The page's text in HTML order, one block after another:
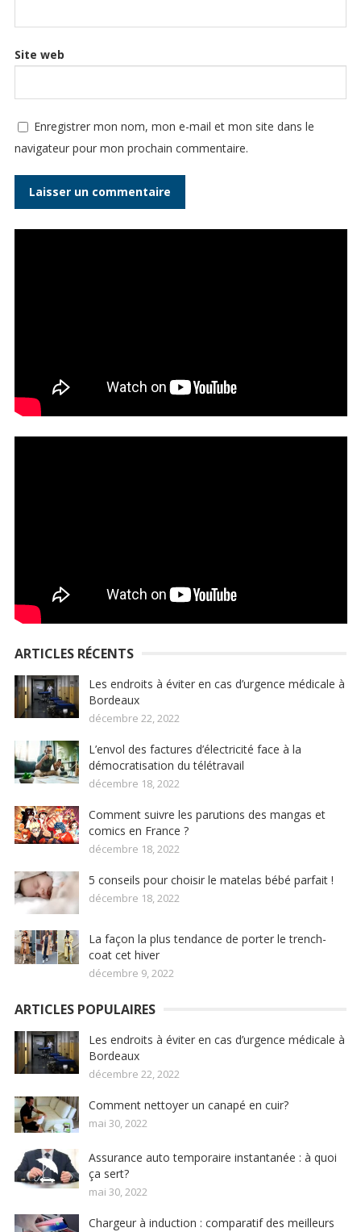
Site web
Enregistrer mon nom, mon e-mail et mon site dans le
navigateur pour mon prochain commentaire.
ARTICLES RÉCENTS
Les endroits à éviter en cas d’urgence médicale à
Bordeaux
décembre 22, 2022
L’envol des factures d’électricité face à la
démocratisation du télétravail
décembre 18, 2022
Comment suivre les parutions des mangas et
comics en France ?
décembre 18, 2022
5 conseils pour choisir le matelas bébé parfait !
décembre 18, 2022
La façon la plus tendance de porter le trench-
coat cet hiver
décembre 9, 2022
ARTICLES POPULAIRES
Les endroits à éviter en cas d’urgence médicale à
Bordeaux
décembre 22, 2022
Comment nettoyer un canapé en cuir?
mai 30, 2022
Assurance auto temporaire instantanée : à quoi
ça sert?
mai 30, 2022
Chargeur à induction : comparatif des meilleurs